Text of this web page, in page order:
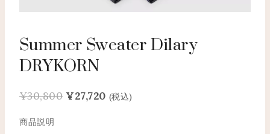
Summer Sweater Dilary
DRYKORN
¥30,800 元
¥27,720現
(税込)